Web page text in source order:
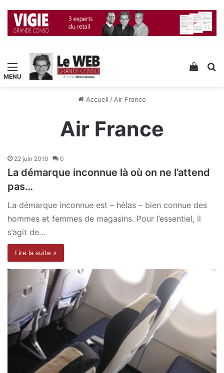
Menu Voir
Accueil /Air France
Air France
22 juin 2010 0
La démarque inconnue là où on ne l’attend
pas…
La démarque inconnue est – hélas – bien connue des
hommes et femmes de magasins. Pour l’essentiel, il
s’agit de…
Lire la suite »